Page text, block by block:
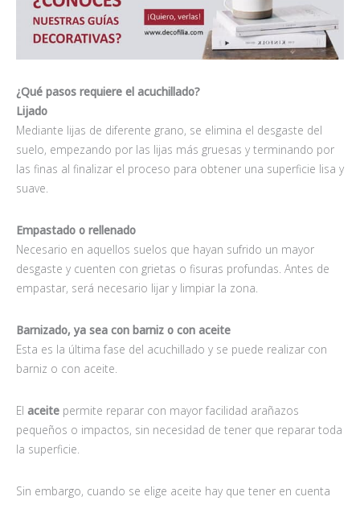
¿Qué pasos requiere el acuchillado?
Lijado
Mediante lijas de diferente grano, se elimina el desgaste del
suelo, empezando por las lijas más gruesas y terminando por
las finas al finalizar el proceso para obtener una superficie lisa y
suave.
Empastado o rellenado
Necesario en aquellos suelos que hayan sufrido un mayor
desgaste y cuenten con grietas o fisuras profundas. Antes de
empastar, será necesario lijar y limpiar la zona.
Barnizado, ya sea con barniz o con aceite
Esta es la última fase del acuchillado y se puede realizar con
barniz o con aceite.
El aceite permite reparar con mayor facilidad arañazos
pequeños o impactos, sin necesidad de tener que reparar toda
la superficie.
Sin embargo, cuando se elige aceite hay que tener en cuenta